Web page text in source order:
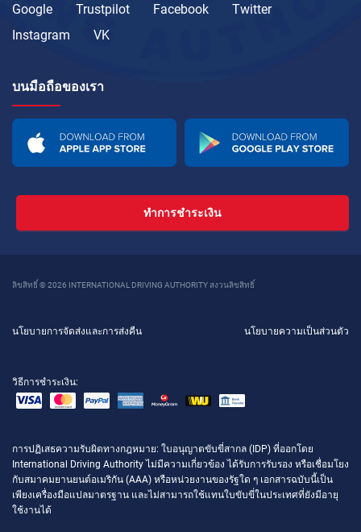
Google Trustpilot Facebook
Twitter
Instagram
VK
บนมือถือของเรา
ทำการชำระเงิน
ลิขสิทธิ์ © 2026 INTERNATIONAL DRIVING AUTHORITY สงวนลิขสิทธิ์
นโยบายการจัดส่งและการส่งคืน นโยบายความเป็นส่วนตัว
วิธีการชำระเงิน:
การปฏิเสธความรับผิดทางกฎหมาย: ใบอนุญาตขับขี่สากล (IDP) ที่ออกโดย
International Driving Authority ไม่มีความเกี่ยวข้อง ได้รับการรับรอง หรือเชื่อมโยง
กับสมาคมยานยนต์อเมริกัน (AAA) หรือหน่วยงานของรัฐใด ๆ เอกสารฉบับนี้เป็น
เพียงเครื่องมือแปลมาตรฐาน และไม่สามารถใช้แทนใบขับขี่ในประเทศที่ยังมีอายุ
ใช้งานได้